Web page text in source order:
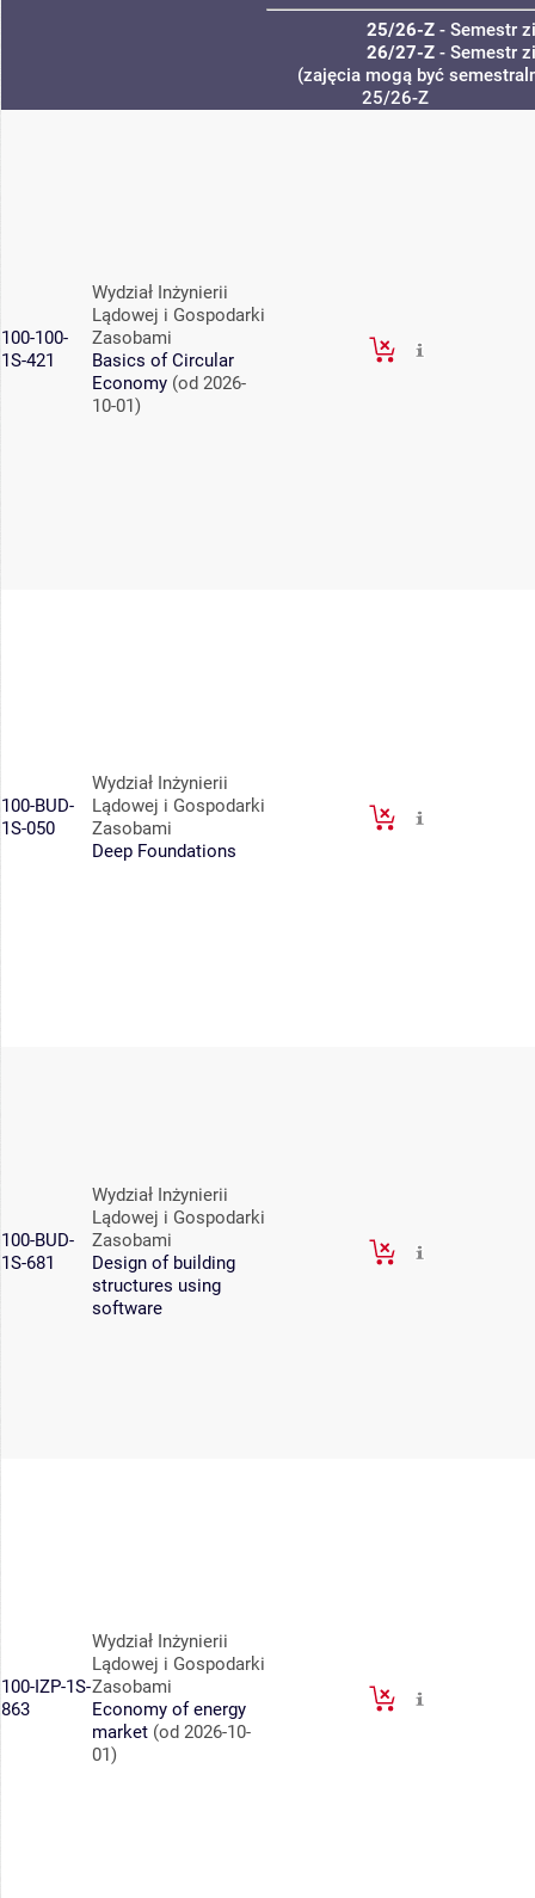
25/26-Z - Semestr
26/27-Z - Semestr
(zajęcia mogą być
25/26-Z
100-100-
1S-421
Wydział Inżynierii
Lądowej i Gospodarki
Zasobami
Basics of Circular
Economy (od 2026-
10-01)
100-BUD-
1S-050
Wydział Inżynierii
Lądowej i Gospodarki
Zasobami
Deep Foundations
100-BUD-
1S-681
Wydział Inżynierii
Lądowej i Gospodarki
Zasobami
Design of building
structures using
software
100-IZP-1S-
863
Wydział Inżynierii
Lądowej i Gospodarki
Zasobami
Economy of energy
market (od 2026-10-
01)